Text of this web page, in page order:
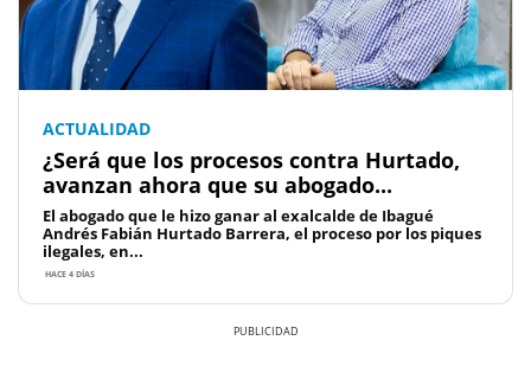
ACTUALIDAD
¿Será que los procesos contra Hurtado,
avanzan ahora que su abogado...
El abogado que le hizo ganar al exalcalde de Ibagué
Andrés Fabián Hurtado Barrera, el proceso por los piques
ilegales, en...
HACE 4 DÍAS